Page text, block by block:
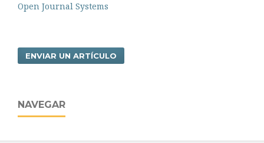
Open Journal Systems
ENVIAR UN ARTÍCULO
NAVEGAR